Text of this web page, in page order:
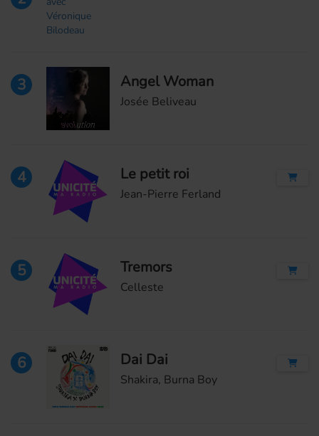
3 Angel Woman
Josée Beliveau
4 Le petit roi
Jean-Pierre Ferland
5 Tremors
Celleste
6 Dai Dai
Shakira, Burna Boy